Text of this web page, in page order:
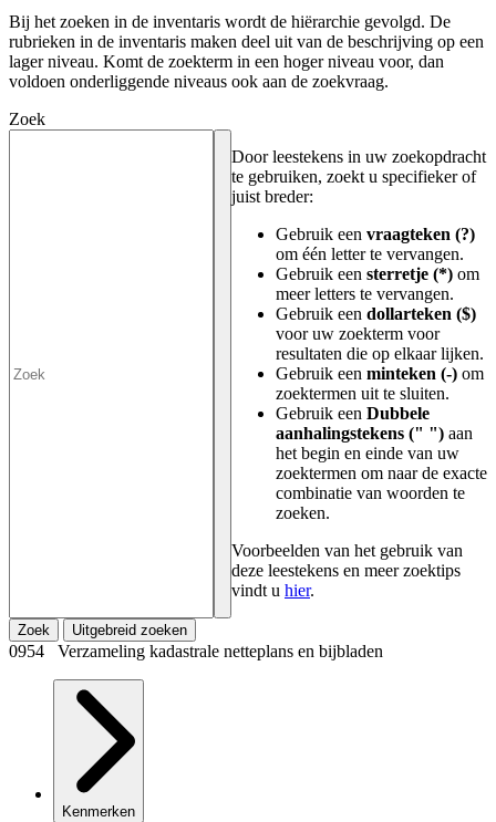
Bij het zoeken in de inventaris wordt de hiërarchie gevolgd. De
rubrieken in de inventaris maken deel uit van de beschrijving op een
lager niveau. Komt de zoekterm in een hoger niveau voor, dan
voldoen onderliggende niveaus ook aan de zoekvraag.
Zoek
Door leestekens in uw zoekopdracht
te gebruiken, zoekt u specifieker of
juist breder:
Gebruik een vraagteken (?)
om één letter te vervangen.
Gebruik een sterretje (*) om
meer letters te vervangen.
Gebruik een dollarteken ($)
voor uw zoekterm voor
resultaten die op elkaar lijken.
Gebruik een minteken (-) om
zoektermen uit te sluiten.
Gebruik een Dubbele
aanhalingstekens (" ") aan
het begin en einde van uw
zoektermen om naar de exacte
combinatie van woorden te
zoeken.
Voorbeelden van het gebruik van
deze leestekens en meer zoektips
vindt u hier.
Zoek Uitgebreid zoeken
0954 Verzameling kadastrale netteplans en bijbladen
Kenmerken